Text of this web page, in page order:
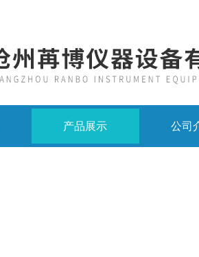
产品展示 公司